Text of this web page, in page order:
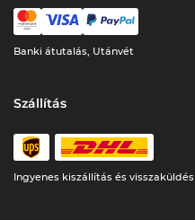
Banki átutalás, Utánvét
Szállítás
Ingyenes kiszállítás és visszaküldés